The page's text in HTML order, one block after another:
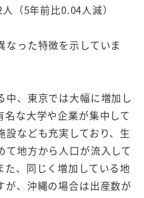
（5年前比0.04人減）
なった特徴を示していま
中、東京では大幅に増加し
名な大学や企業が集中して
設なども充実しており、生
て地方から人口が流入して
た、同じく増加している地
が、沖縄の場合は出産数が